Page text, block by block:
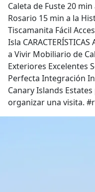
Caleta de Fuste 20
Rosario 15 min a la
Tiscamanita Fácil
Isla
a Vivir Mobiliario de
Exteriores Excelentes
Perfecta Integración
Canary Islands
organizar una visita.